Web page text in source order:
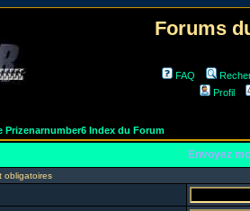
Forums
FAQ
Profil
Prizenarnumber6 Index du Forum
Envoyez
obligatoires